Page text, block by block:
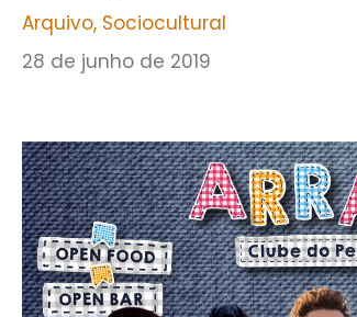
Arquivo, Sociocultural
28 de junho de 2019